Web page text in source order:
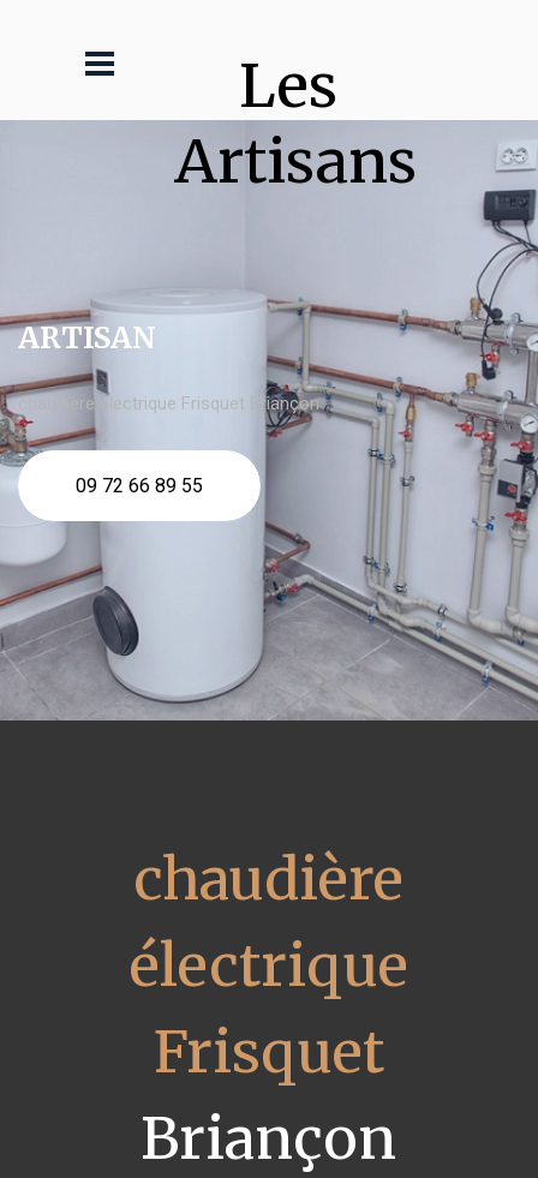
Les
Artisans
ARTISAN
chaudière électrique Frisquet Briançon
09 72 66 89 55
chaudière
électrique
Frisquet
Briançon